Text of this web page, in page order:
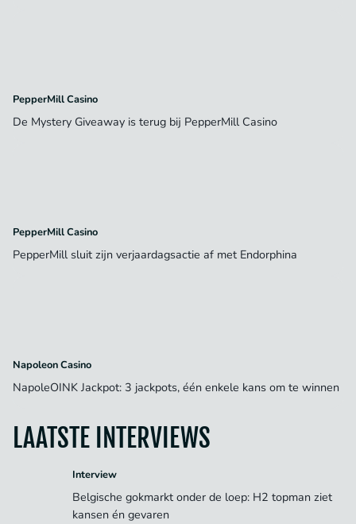
PepperMill Casino
De Mystery Giveaway is terug bij PepperMill Casino
PepperMill Casino
PepperMill sluit zijn verjaardagsactie af met Endorphina
Napoleon Casino
NapoleOINK Jackpot: 3 jackpots, één enkele kans om te winnen
LAATSTE INTERVIEWS
Interview
Belgische gokmarkt onder de loep: H2 topman ziet
kansen én gevaren